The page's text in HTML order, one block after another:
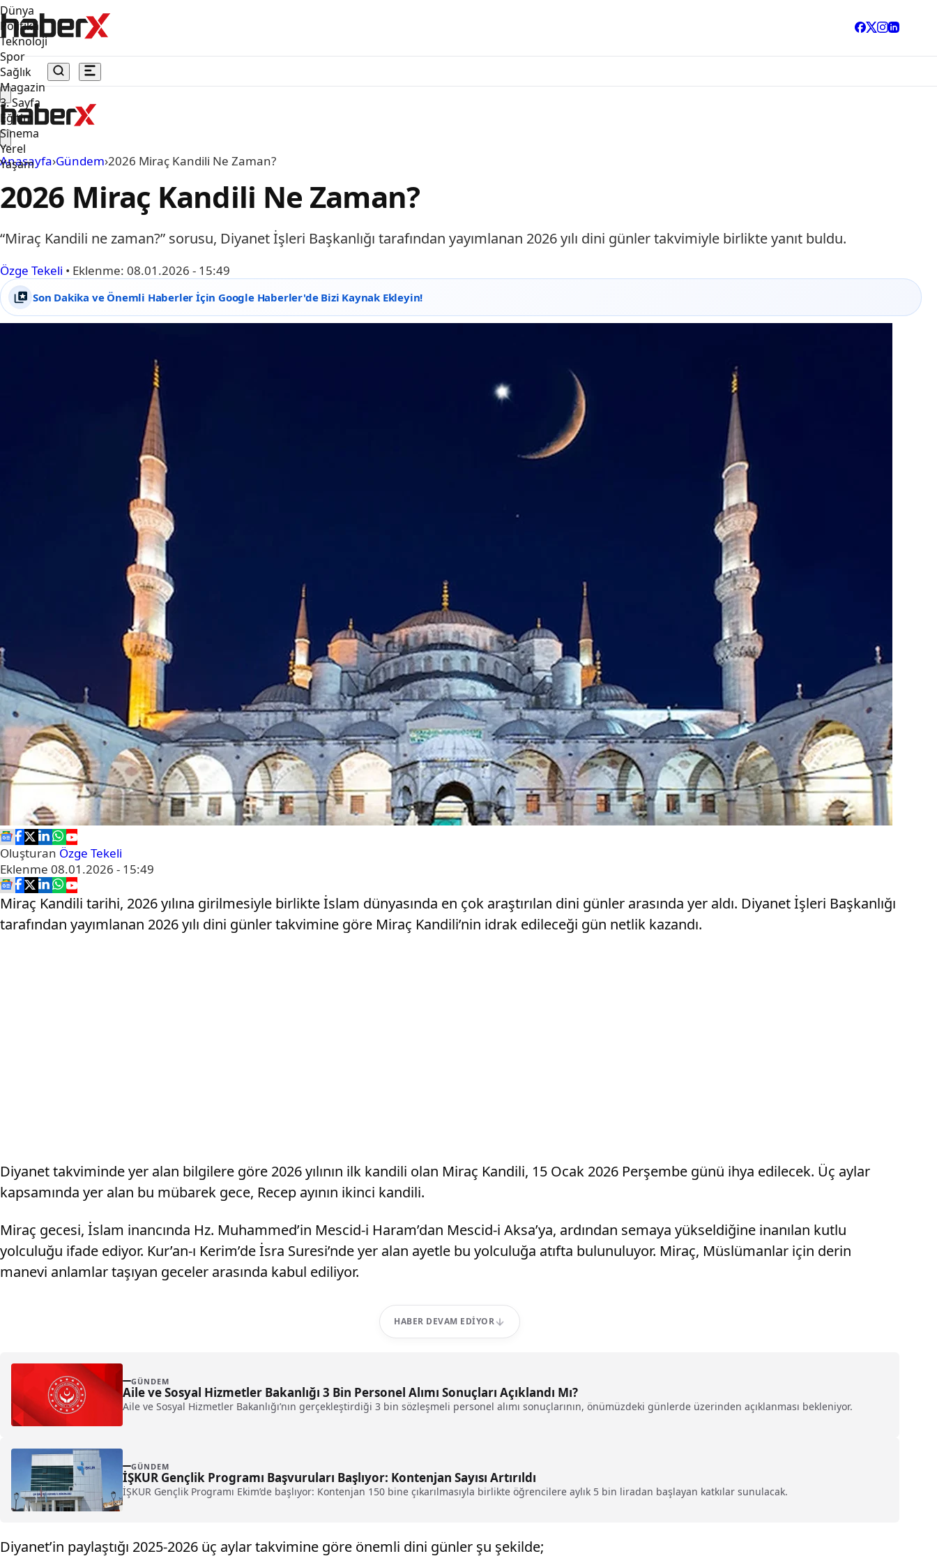
Dünya
Politika
Teknoloji
Spor
Sağlık
Magazin
3. Sayfa
Eğitim
Sinema
Yerel
Yaşam
Anasayfa›Gündem›2026 Miraç Kandili Ne Zaman?
2026 Miraç Kandili Ne Zaman?
“Miraç Kandili ne zaman?” sorusu, Diyanet İşleri Başkanlığı tarafından yayımlanan 2026 yılı dini günler takvimiyle birlikte yanıt buldu.
Özge Tekeli • Eklenme: 08.01.2026 - 15:49
Son Dakika ve Önemli Haberler İçin Google Haberler'de Bizi Kaynak Ekleyin!
Oluşturan Özge Tekeli
Eklenme 08.01.2026 - 15:49
Miraç Kandili tarihi, 2026 yılına girilmesiyle birlikte İslam dünyasında en çok araştırılan dini günler arasında yer aldı. Diyanet İşleri Başkanlığı
tarafından yayımlanan 2026 yılı dini günler takvimine göre Miraç Kandili’nin idrak edileceği gün netlik kazandı.
Diyanet takviminde yer alan bilgilere göre 2026 yılının ilk kandili olan Miraç Kandili, 15 Ocak 2026 Perşembe günü ihya edilecek. Üç aylar
kapsamında yer alan bu mübarek gece, Recep ayının ikinci kandili.
Miraç gecesi, İslam inancında Hz. Muhammed’in Mescid-i Haram’dan Mescid-i Aksa’ya, ardından semaya yükseldiğine inanılan kutlu
yolculuğu ifade ediyor. Kur’an-ı Kerim’de İsra Suresi’nde yer alan ayetle bu yolculuğa atıfta bulunuluyor. Miraç, Müslümanlar için derin
manevi anlamlar taşıyan geceler arasında kabul ediliyor.
HABER DEVAM EDIYOR
GÜNDEM
Aile ve Sosyal Hizmetler Bakanlığı 3 Bin Personel Alımı Sonuçları Açıklandı Mı?
Aile ve Sosyal Hizmetler Bakanlığı’nın gerçekleştirdiği 3 bin sözleşmeli personel alımı sonuçlarının, önümüzdeki günlerde üzerinden açıklanması bekleniyor.
GÜNDEM
İŞKUR Gençlik Programı Başvuruları Başlıyor: Kontenjan Sayısı Artırıldı
İŞKUR Gençlik Programı Ekim’de başlıyor: Kontenjan 150 bine çıkarılmasıyla birlikte öğrencilere aylık 5 bin liradan başlayan katkılar sunulacak.
Diyanet’in paylaştığı 2025-2026 üç aylar takvimine göre önemli dini günler şu şekilde;